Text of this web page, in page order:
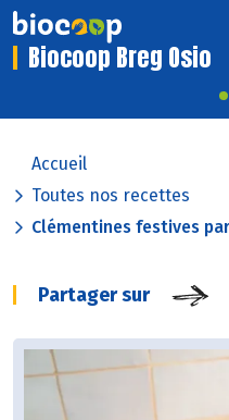
Biocoop Breg Osio
Accueil
Toutes nos recettes
Clémentines festives
Partager sur